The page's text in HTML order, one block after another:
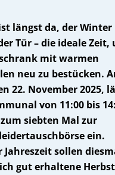
längst da, der Winter
Tür – die ideale Zeit,
mit warmen
neu zu bestücken.
22. November 2025,
von 11:00 bis
siebten Mal zur
ein.
Jahreszeit sollen
gut erhaltene